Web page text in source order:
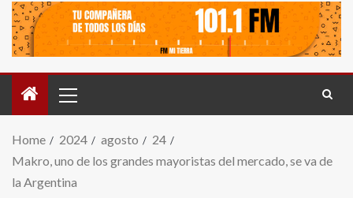
Home 2024 agosto
24
Makro, uno de los grandes mayoristas del mercado, se va de
la Argentina